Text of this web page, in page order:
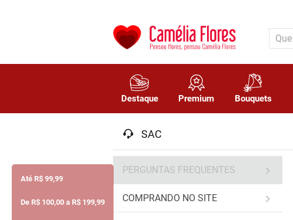
Até R$ 99,99
De R$ 100,00 a R$ 199,99
Destaque Premium Bouquets
SAC
PERGUNTAS FREQUENTES
COMPRANDO NO SITE